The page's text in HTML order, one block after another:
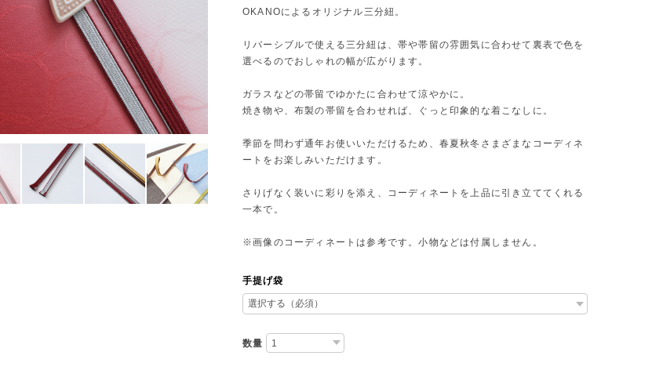
OKANOによるオリジナル三分紐。
リバーシブルで使える三分紐は、帯や帯留の雰囲気に合わせて裏表で色を
選べるのでおしゃれの幅が広がります。
ガラスなどの帯留でゆかたに合わせて涼やかに。
焼き物や、布製の帯留を合わせれば、ぐっと印象的な着こなしに。
季節を問わず通年お使いいただけるため、春夏秋冬さまざまなコーディネ
ートをお楽しみいただけます。
さりげなく装いに彩りを添え、コーディネートを上品に引き立ててくれる
一本で。
※画像のコーディネートは参考です。小物などは付属しません。
手提げ袋
数量